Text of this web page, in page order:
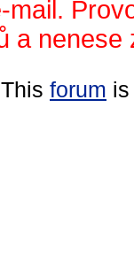
mail.
a nenese
This forum